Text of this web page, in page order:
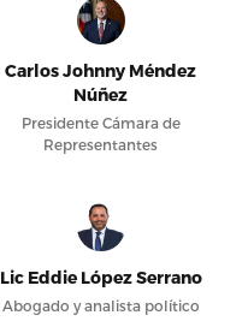
Carlos Johnny Méndez
Núñez
Presidente Cámara de
Representantes
Lic Eddie López Serrano
Abogado y analista político